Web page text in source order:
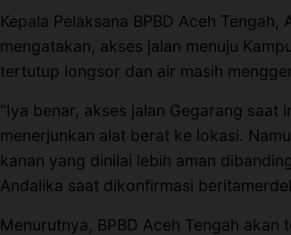
Tambah Kontributor
Terbitkan Berita
Trustworthy
Video
Kepala Pelaksana BPBD Aceh
mengatakan, akses jalan menuju
tertutup longsor dan air masih
“Iya benar, akses jalan Gegarang saat
menerjunkan alat berat ke lokasi.
kanan yang dinilai lebih aman
Andalika saat dikonfirmasi
Menurutnya, BPBD Aceh Tengah